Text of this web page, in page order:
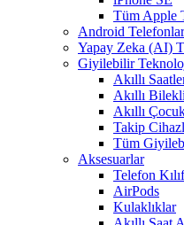
Tüm Apple
Android Telefonlar
Yapay Zeka (AI)
Giyilebilir
Akıllı
Akıllı
Akıllı
Takip
Tüm
Aksesuarlar
Telefon
AirPods
Kulaklıklar